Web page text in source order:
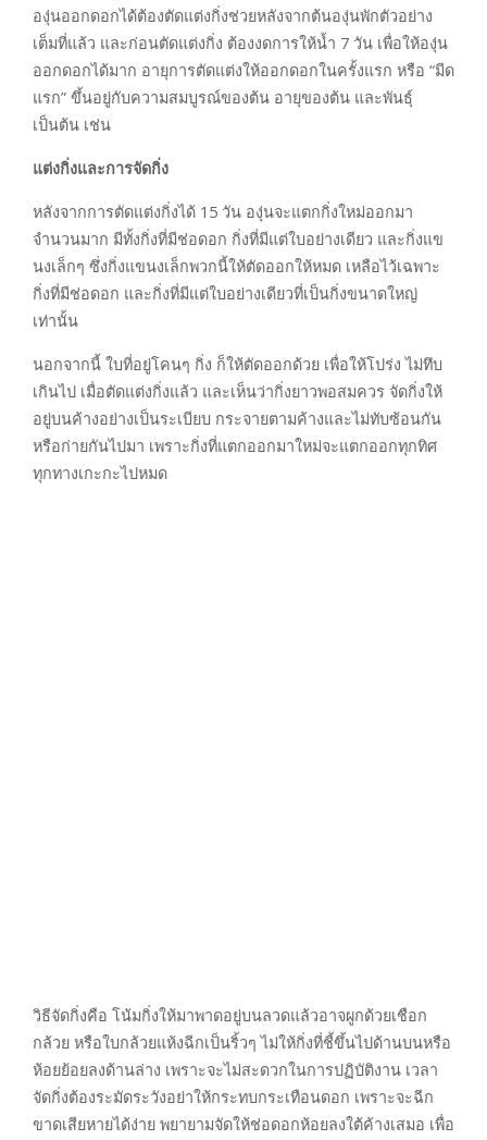
องุ่นออกดอกได้ต้องตัดแต่งกิ่งช่วยหลังจากต้นองุ่นพักตัวอย่าง
เต็มที่แล้ว และก่อนตัดแต่งกิ่ง ต้องงดการให้น้ำ 7 วัน เพื่อให้องุ่น
ออกดอกได้มาก อายุการตัดแต่งให้ออกดอกในครั้งแรก หรือ “มีด
แรก” ขึ้นอยู่กับความสมบูรณ์ของต้น อายุของต้น และพันธุ์
เป็นต้น เช่น
แต่งกิ่งและการจัดกิ่ง
หลังจากการตัดแต่งกิ่งได้ 15 วัน องุ่นจะแตกกิ่งใหม่ออกมา
จำนวนมาก มีทั้งกิ่งที่มีช่อดอก กิ่งที่มีแต่ใบอย่างเดียว และกิ่งแข
นงเล็กๆ ซึ่งกิ่งแขนงเล็กพวกนี้ให้ตัดออกให้หมด เหลือไว้เฉพาะ
กิ่งที่มีช่อดอก และกิ่งที่มีแต่ใบอย่างเดียวที่เป็นกิ่งขนาดใหญ่
เท่านั้น
นอกจากนี้ ใบที่อยู่โคนๆ กิ่ง ก็ให้ตัดออกด้วย เพื่อให้โปร่ง ไม่ทึบ
เกินไป เมื่อตัดแต่งกิ่งแล้ว และเห็นว่ากิ่งยาวพอสมควร จัดกิ่งให้
อยู่บนค้างอย่างเป็นระเบียบ กระจายตามค้างและไม่ทับซ้อนกัน
หรือก่ายกันไปมา เพราะกิ่งที่แตกออกมาใหม่จะแตกออกทุกทิศ
ทุกทางเกะกะไปหมด
วิธีจัดกิ่งคือ โน้มกิ่งให้มาพาดอยู่บนลวดแล้วอาจผูกด้วยเชือก
กล้วย หรือใบกล้วยแห้งฉีกเป็นริ้วๆ ไม่ให้กิ่งที่ชี้ขึ้นไปด้านบนหรือ
ห้อยย้อยลงด้านล่าง เพราะจะไม่สะดวกในการปฏิบัติงาน เวลา
จัดกิ่งต้องระมัดระวังอย่าให้กระทบกระเทือนดอก เพราะจะฉีก
ขาดเสียหายได้ง่าย พยายามจัดให้ช่อดอกห้อยลงใต้ค้างเสมอ เพื่อ